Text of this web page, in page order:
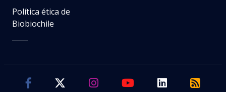
Política ética de
Biobiochile